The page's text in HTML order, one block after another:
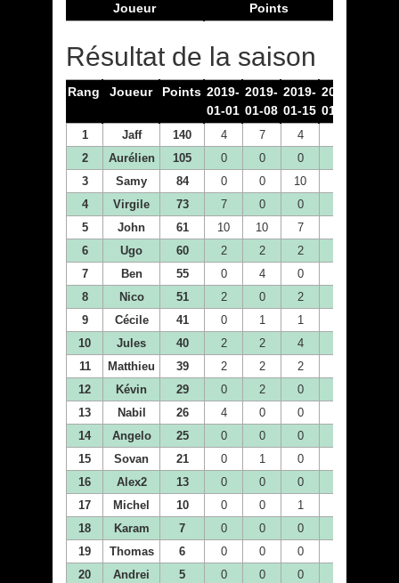
Joueur Points
Résultat de la saison
Rang Joueur Points 2019-
01-01
2019-
01-08
2019-
01-15
2019-
01-22
1 Jaff 140 4 7 4
2
Aurélien 105 0 0 0
3
Samy 84 0 0 10
4
Virgile 73 7 0 0
5
John 61 10 10 7
6
Ugo 60 2 2 2
7
Ben 55 0 4 0
8
Nico 51 2 0 2
9
Cécile 41 0 1 1
10
Jules 40 2 2 4
11
Matthieu 39 2 2 2
12
Kévin 29 0 2 0
13
Nabil 26 4 0 0
14
Angelo 25 0 0 0
15
Sovan 21 0 1 0
16
Alex2 13 0 0 0
17
Michel 10 0 0 1
18
Karam 7 0 0 0
19
Thomas 6 0 0 0
20
Andrei 5 0 0 0